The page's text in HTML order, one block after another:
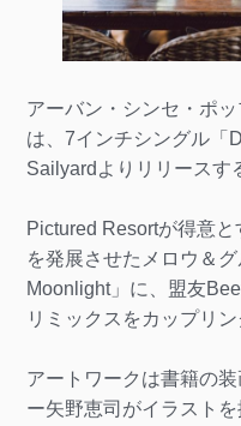
アーバン・シンセ・ポ
は、7インチシングル「
Sailyardよりリリースす
Pictured Resortが得意
を発展させたメロウ＆
Moonlight」に、盟友
リミックスをカップリン
アートワークは書籍の
ー矢野恵司がイラスト